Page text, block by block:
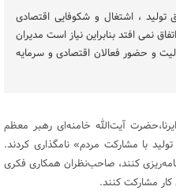
تولید ، اشتغال و شکوفایی اقتصادی
افتد بنابراین نیاز است مدیران
و حضور فعالان اقتصادی و سرمایه
آیت‌الله خامنه‌ای رهبر معظم
با مشارکت مردم» نامگذاری کردند.
کنند، صاحب‌نظران همکاری فکری
کار مشارکت کنند.